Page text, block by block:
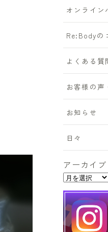
オンライン
Re:Bodyの
よくある質
お客様の声
お知らせ
日々
アーカイブ
ア
ー
カ
イ
ブ